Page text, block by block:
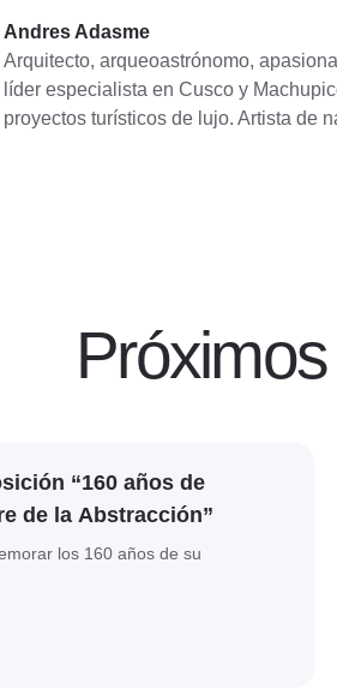
Andres Adasme
Arquitecto, arqueoastrónomo,
líder especialista en Cusco y
proyectos turísticos de lujo. Artista de
Próximos
“160 años de
de la Abstracción”
los 160 años de su